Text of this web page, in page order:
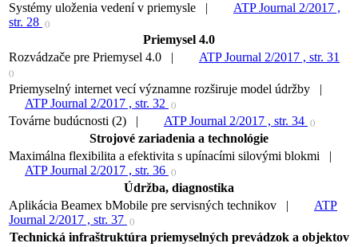
Systémy uloženia vedení v priemysle |
ATP Journal 2/2017 ,
str. 28
()
Priemysel 4.0
Rozvádzače pre Priemysel 4.0 |
ATP Journal 2/2017 , str. 31
()
Priemyselný internet vecí významne rozširuje model údržby |
ATP Journal 2/2017 , str. 32
()
Továrne budúcnosti (2) | ATP Journal 2/2017 , str. 34 ()
Strojové zariadenia a technológie
Maximálna flexibilita a efektivita s upínacími silovými blokmi |
ATP Journal 2/2017 , str. 36
()
Údržba, diagnostika
Aplikácia Beamex bMobile pre servisných technikov |
ATP
Journal 2/2017 , str. 37
()
Technická infraštruktúra priemyselných prevádzok a objektov